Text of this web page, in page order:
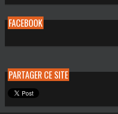
FACEBOOK
PARTAGER CE SITE